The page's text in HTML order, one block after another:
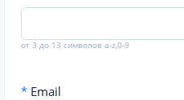
от 3 до 13 символов a-z,0-9
* Email